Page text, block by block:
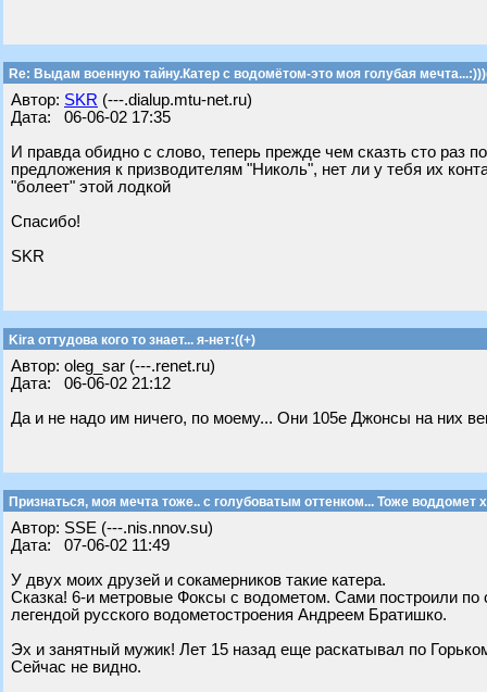
Re: Выдам военную тайну.Катер с водомётом-это моя голубая
Автор: SKR (---.dialup.mtu-net.ru)
Дата: 06-06-02 17:35
И правда обидно с слово, теперь прежде чем сказть сто раз
предложения к призводителям "Николь", нет ли у тебя их
"болеет" этой лодкой
Спасибо!
SKR
Kira оттудова кого то знает... я-нет:((+)
Автор: oleg_sar (---.renet.ru)
Дата: 06-06-02 21:12
Да и не надо им ничего, по моему... Они 105е Джонсы на них
Признаться, моя мечта тоже.. с голубоватым оттенком... Тоже воддомет
Автор: SSE (---.nis.nnov.su)
Дата: 07-06-02 11:49
У двух моих друзей и сокамерников такие катера.
Сказка! 6-и метровые Фоксы с водометом. Сами построили по
легендой русского водометостроения Андреем Братишко.
Эх и занятный мужик! Лет 15 назад еще раскатывал по
Сейчас не видно.